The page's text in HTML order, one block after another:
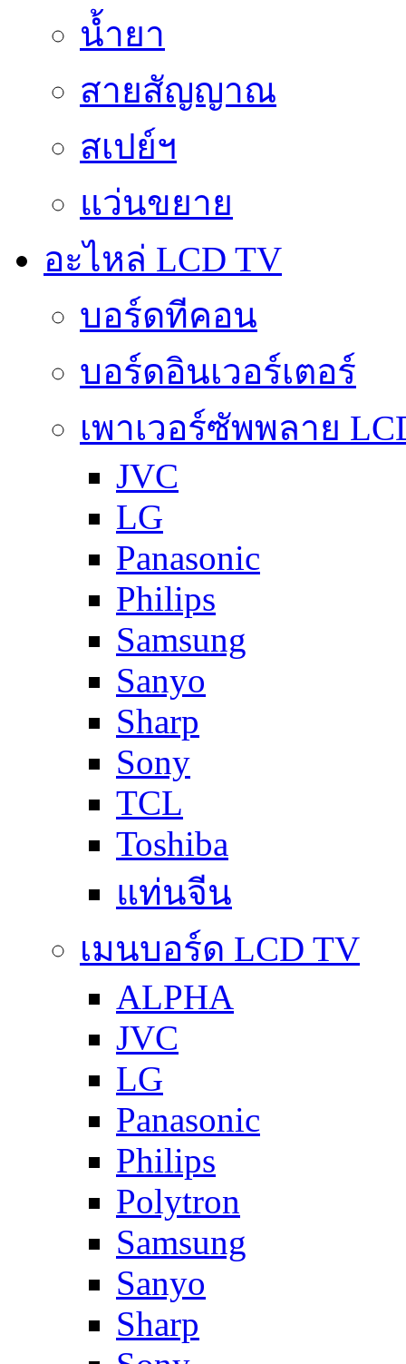
น้ำยา
สายสัญญาณ
สเปย์ฯ
แว่นขยาย
อะไหล่ LCD TV
บอร์ดทีคอน
บอร์ดอินเวอร์เตอร์
เพาเวอร์ซัพพลาย
JVC
LG
Panasonic
Philips
Samsung
Sanyo
Sharp
Sony
TCL
Toshiba
แท่นจีน
เมนบอร์ด LCD TV
ALPHA
JVC
LG
Panasonic
Philips
Polytron
Samsung
Sanyo
Sharp